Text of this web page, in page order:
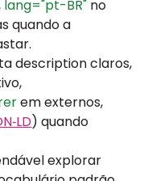
lang="pt-BR" no
quando a
description claros,
em externos,
) quando
explorar